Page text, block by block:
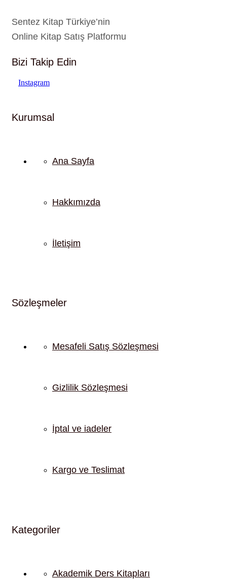
Sentez Kitap Türkiye’nin
Online Kitap Satış Platformu
Bizi Takip Edin
Instagram
Kurumsal
Ana Sayfa
Hakkımızda
İletişim
Sözleşmeler
Mesafeli Satış Sözleşmesi
Gizlilik Sözleşmesi
İptal ve iadeler
Kargo ve Teslimat
Kategoriler
Akademik Ders Kitapları